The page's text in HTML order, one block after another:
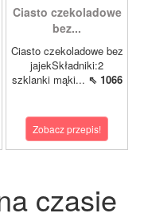
Ciasto czekoladowe
bez...
Ciasto czekoladowe bez
jajekSkładniki:2
szklanki mąki... ⇖ 1066
Zobacz przepis!
czasie